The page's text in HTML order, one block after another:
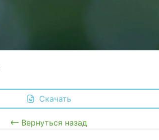
Скачать
Вернуться назад